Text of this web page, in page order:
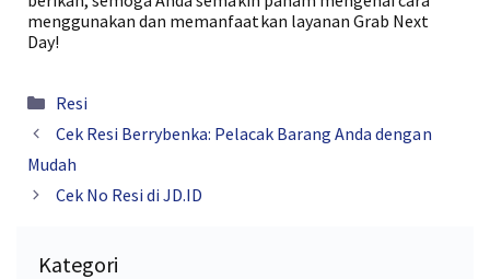
menggunakan dan memanfaatkan layanan Grab Next
Day!
Kategori
Resi
Cek Resi Berrybenka: Pelacak Barang Anda dengan
Mudah
Cek No Resi di JD.ID
Kategori